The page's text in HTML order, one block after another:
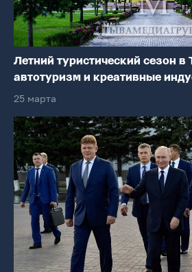
Летний туристический сезон в
автотуризм и креативные
25 марта